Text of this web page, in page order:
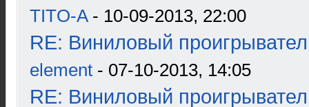
TITO-A- 10-09-2013, 22:00
RE: Виниловый
element - 07-10-2013, 14:05
RE: Виниловый